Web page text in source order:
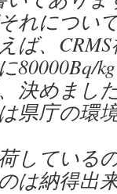
れについ
ば、
80000Bq/
決めまし
県庁の環
している
は納得出